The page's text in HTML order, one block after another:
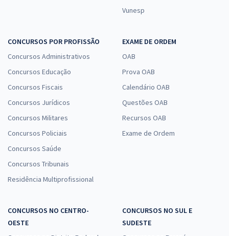
Vunesp
CONCURSOS POR PROFISSÃO
Concursos Administrativos
Concursos Educação
Concursos Fiscais
Concursos Jurídicos
Concursos Militares
Concursos Policiais
Concursos Saúde
Concursos Tribunais
Residência Multiprofissional
EXAME DE ORDEM
OAB
Prova OAB
Calendário OAB
Questões OAB
Recursos OAB
Exame de Ordem
CONCURSOS NO CENTRO-
OESTE
CONCURSOS NO SUL E
SUDESTE